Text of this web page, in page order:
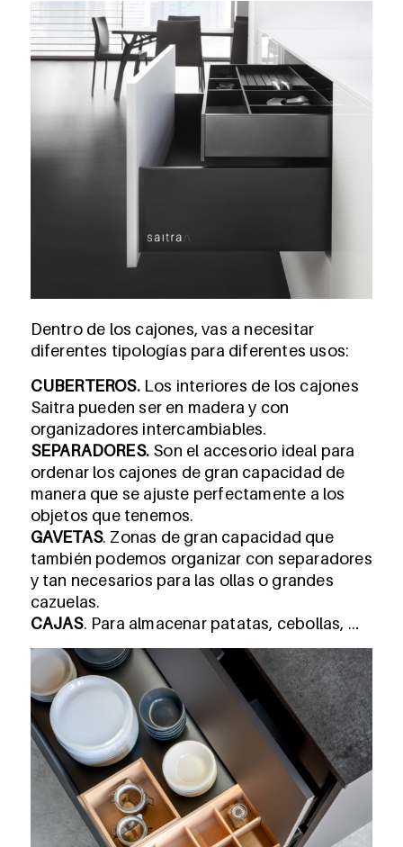
Dentro de los cajones, vas a necesitar
diferentes tipologías para diferentes usos:
CUBERTEROS.Los interiores de los cajones
Saitra pueden ser en madera y con
organizadores intercambiables.
SEPARADORES. Son el accesorio ideal para
ordenar los cajones de gran capacidad de
manera que se ajuste perfectamente a los
objetos que tenemos.
GAVETAS. Zonas de gran capacidad que
también podemos organizar con separadores
y tan necesarios para las ollas o grandes
cazuelas.
CAJAS. Para almacenar patatas, cebollas, …